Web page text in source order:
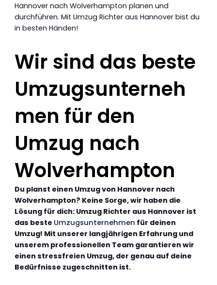
Hannover nach Wolverhampton planen und
durchführen. Mit Umzug Richter aus Hannover bist du
in besten Händen!
Wir sind das beste
Umzugsunterneh
men für den
Umzug nach
Wolverhampton
Du planst einen Umzug von Hannover nach
Wolverhampton? Keine Sorge, wir haben die
Lösung für dich: Umzug Richter aus Hannover ist
das beste Umzugsunternehmen für deinen
Umzug! Mit unserer langjährigen Erfahrung und
unserem professionellen Team garantieren wir
einen stressfreien Umzug, der genau auf deine
Bedürfnisse zugeschnitten ist.